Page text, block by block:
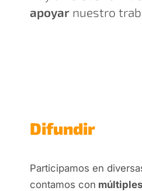
apoyar nuestro
Difundir
Participamos en
contamos con